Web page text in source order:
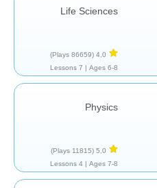
Life Sciences
4,0
(86659 Plays)
Ages 6-8 |
7 Lessons
Physics
5,0
(11815 Plays)
Ages 7-8 |
4 Lessons